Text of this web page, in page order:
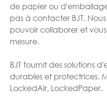
de papier ou
pas à contacter BJT.
pouvoir collaborer et
mesure.
BJT fournit des solutions
durables et protectrices.
LockedAir, LockedPaper.